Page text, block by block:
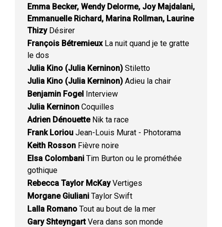
Emma Becker, Wendy Delorme, Joy Majdalani,
Emmanuelle Richard, Marina Rollman, Laurine
ThizyDésirer
François BétremieuxLa nuit quand je te gratte
le dos
Julia Kino (Julia Kerninon) Stiletto
Julia Kino (Julia Kerninon) Adieu la chair
Benjamin Fogel Interview
Julia Kerninon Coquilles
Adrien DénouetteNik ta race
Frank Loriou Jean-Louis Murat - Photorama
Keith Rosson Fièvre noire
Elsa Colombani Tim Burton ou le prométhée
gothique
Rebecca Taylor McKayVertiges
Morgane Giuliani Taylor Swift
Lalla Romano Tout au bout de la mer
Gary ShteyngartVera dans son monde